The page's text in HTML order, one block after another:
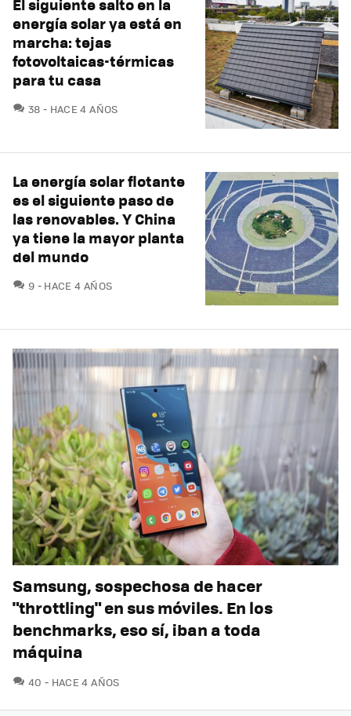
El siguiente salto en la
energía solar ya está en
marcha: tejas
fotovoltaicas-térmicas
para tu casa
38 COMENTARIOS
HACE 4 AÑOS
La energía solar flotante
es el siguiente paso de
las renovables. Y China
ya tiene la mayor planta
del mundo
9 COMENTARIOS
HACE 4 AÑOS
Samsung, sospechosa de hacer
"throttling" en sus móviles. En los
benchmarks, eso sí, iban a toda
máquina
40 COMENTARIOS
HACE 4 AÑOS